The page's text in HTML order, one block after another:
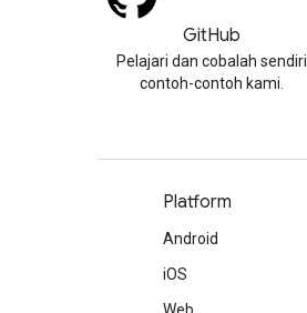
GitHub
Pelajari dan cobalah sendiri
contoh-contoh kami.
Platform
Android
iOS